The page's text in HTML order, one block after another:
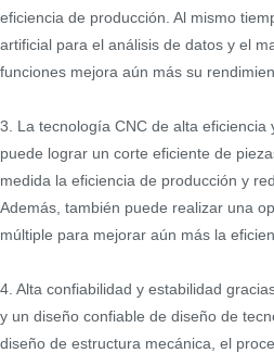
eficiencia de producción. Al mismo
artificial para el análisis de datos y el
funciones mejora aún más su
3. La tecnología CNC de alta eficiencia
puede lograr un corte eficiente de
medida la eficiencia de producción y
Además, también puede realizar una
múltiple para mejorar aún más la
4. Alta confiabilidad y estabilidad
y un diseño confiable de diseño de
diseño de estructura mecánica, el